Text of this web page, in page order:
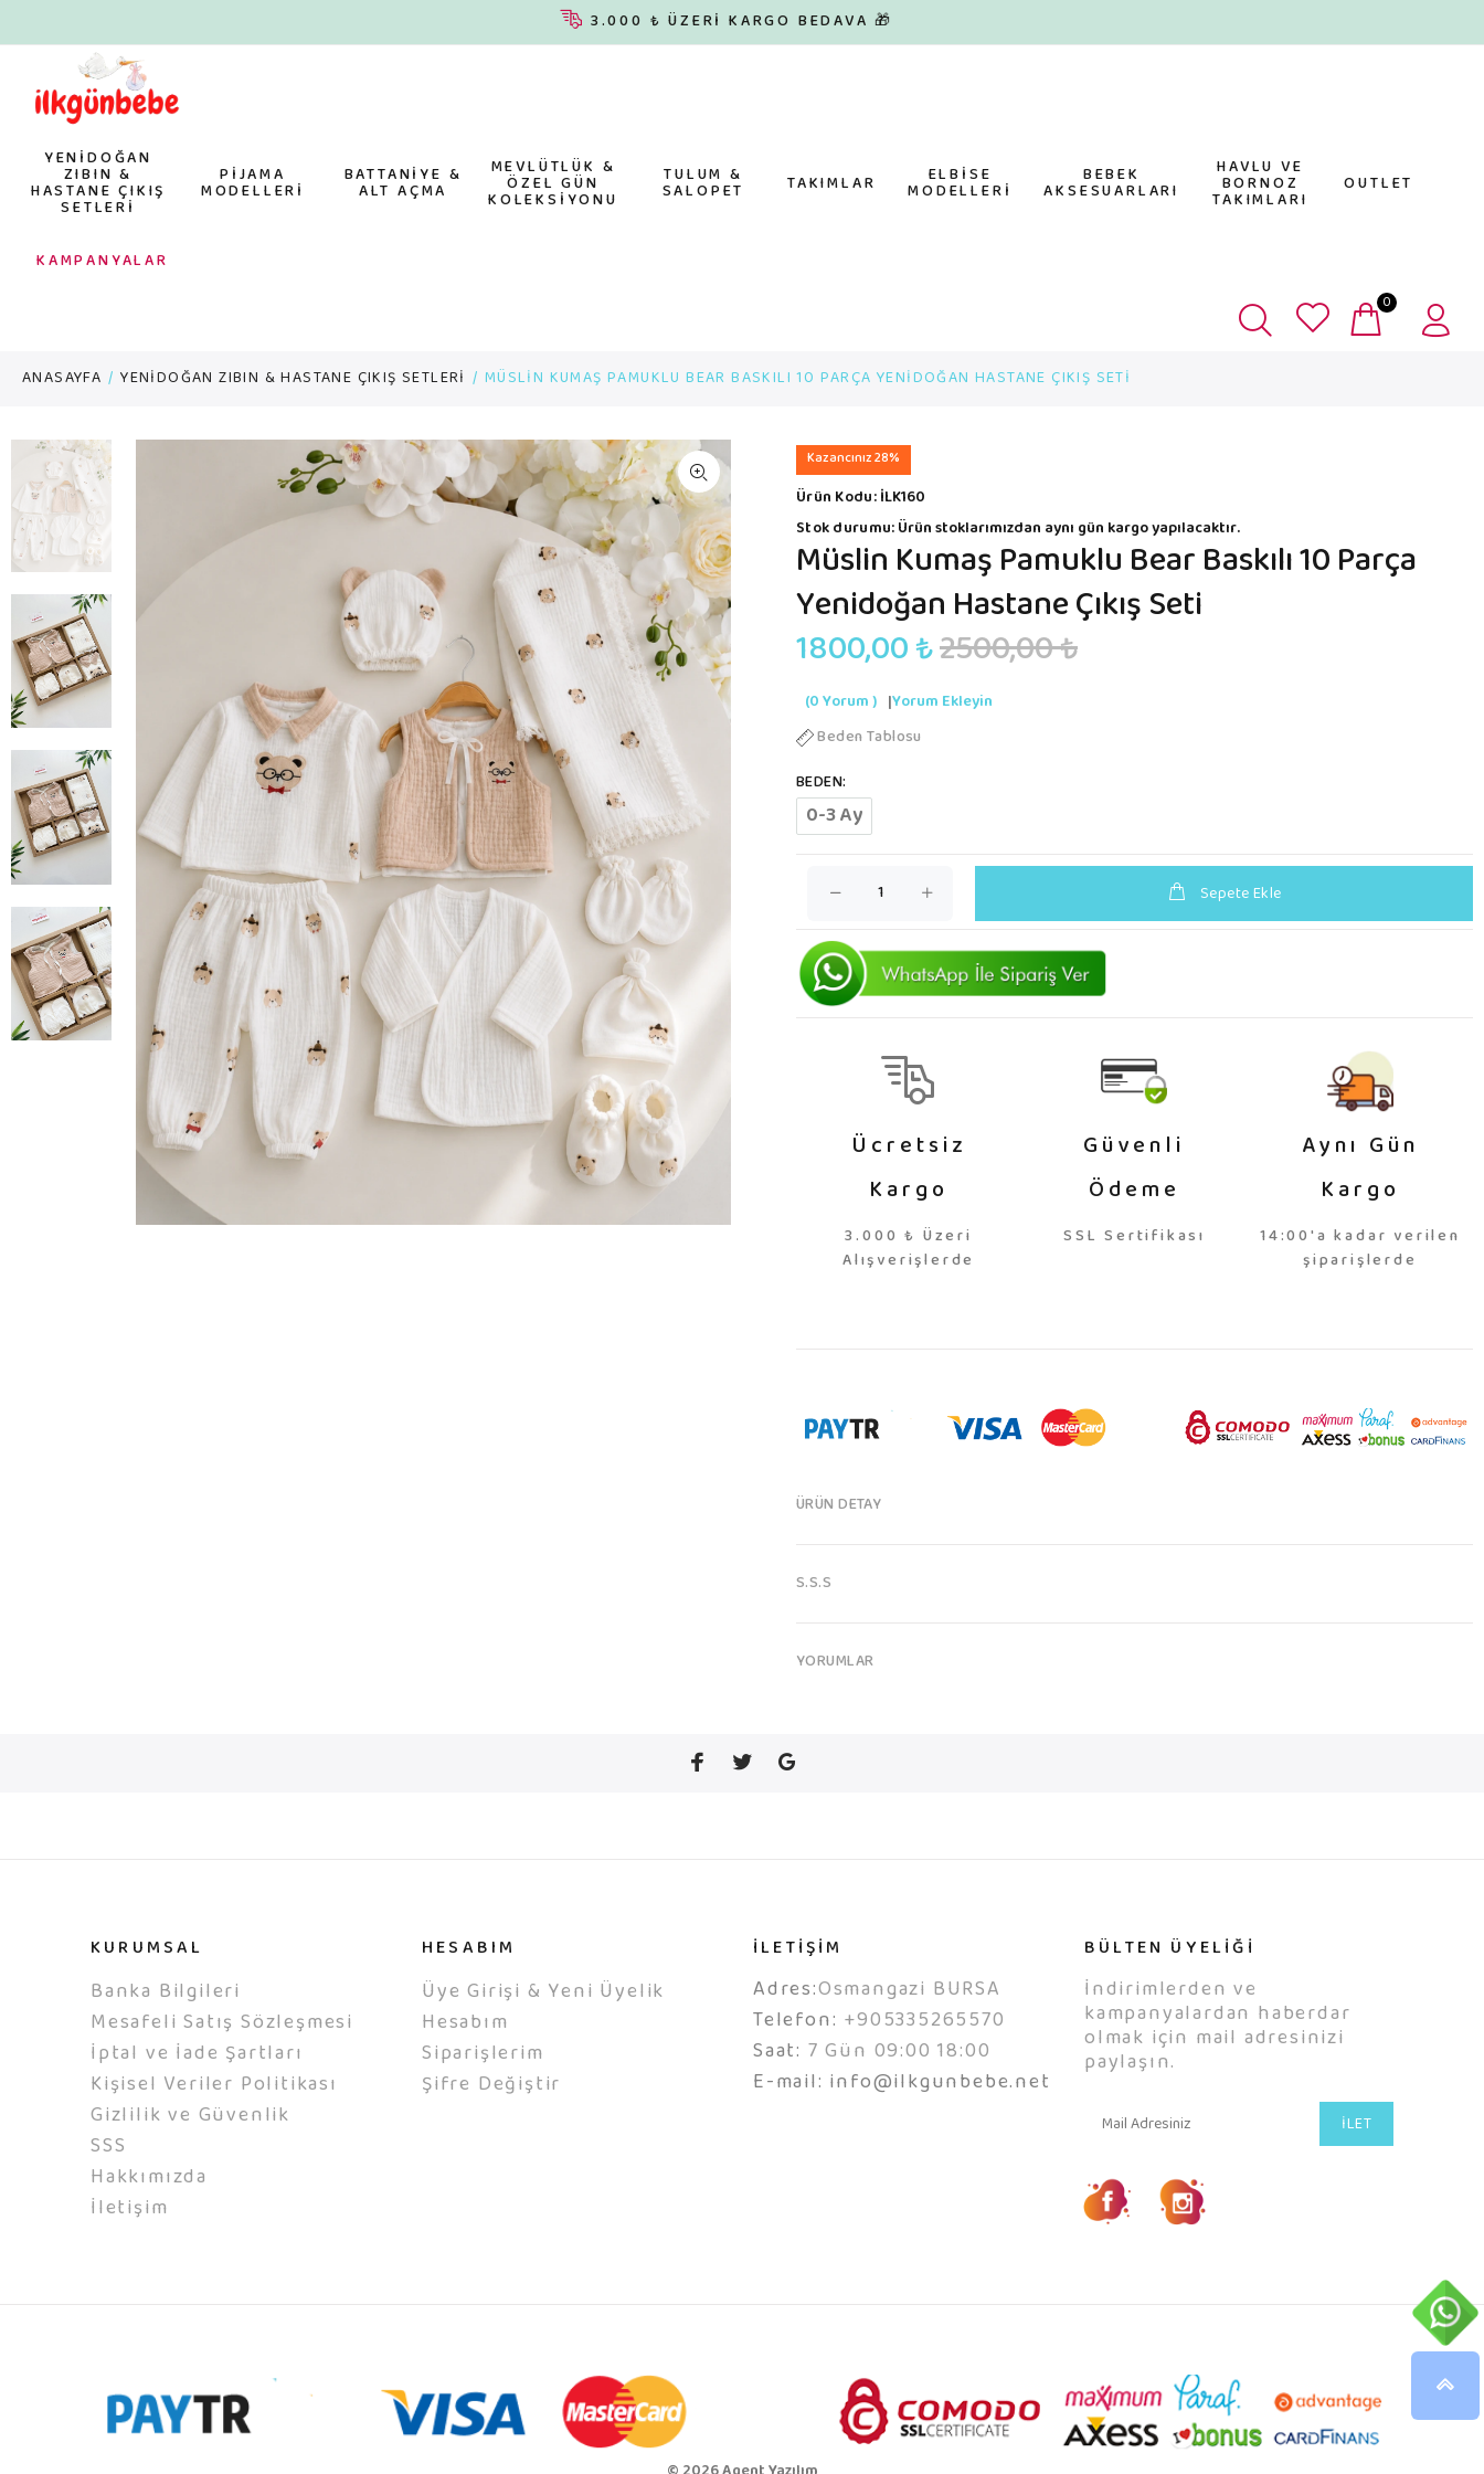
3.000 ₺ ÜZERİ KARGO BEDAVA 🎁
YENİDOĞAN
ZIBIN &
HASTANE ÇIKIŞ
SETLERİ
PİJAMA
MODELLERİ
BATTANİYE &
ALT AÇMA
MEVLÜTLÜK &
ÖZEL GÜN
KOLEKSİYONU
TULUM &
SALOPET TAKIMLAR ELBİSE
MODELLERİ
BEBEK
AKSESUARLARI
HAVLU VE
BORNOZ
TAKIMLARI
OUTLET
KAMPANYALAR
0
ANASAYFA YENİDOĞAN ZIBIN & HASTANE ÇIKIŞ SETLERİ MÜSLİN KUMAŞ PAMUKLU BEAR BASKILI 10 PARÇA YENİDOĞAN HASTANE ÇIKIŞ SETİ
Kazancınız 28%
Ürün Kodu:İLK160
Stok durumu:Ürün stoklarımızdan aynı gün kargo yapılacaktır.
Müslin Kumaş Pamuklu Bear Baskılı 10 Parça
Yenidoğan Hastane Çıkış Seti
1800,00 ₺2500,00 ₺
(0 Yorum ) |Yorum Ekleyin
Beden Tablosu
BEDEN:
0-3 Ay
Sepete Ekle
Ücretsiz
Kargo
3.000 ₺ Üzeri
Alışverişlerde
Güvenli
Ödeme
SSL Sertifikası
Aynı Gün
Kargo
14:00'a kadar verilen
şiparişlerde
ÜRÜN DETAY
S.S.S
YORUMLAR
KURUMSAL
Banka Bilgileri
Mesafeli Satış Sözleşmesi
İptal ve İade Şartları
Kişisel Veriler Politikası
Gizlilik ve Güvenlik
SSS
Hakkımızda
İletişim
HESABIM
Üye Girişi & Yeni Üyelik
Hesabım
Siparişlerim
Şifre Değiştir
İLETİŞİM
Adres:Osmangazi BURSA
Telefon: +905335265570
Saat: 7 Gün 09:00 18:00
E-mail: info@ilkgunbebe.net
BÜLTEN ÜYELİĞİ
İndirimlerden ve
kampanyalardan haberdar
olmak için mail adresinizi
paylaşın.
İLET